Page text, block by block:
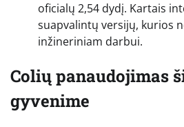
oficialų 2,54 dydį. Kartais
suapvalintų versijų, kurios
inžineriniam darbui.
Colių panaudojimas
gyvenime